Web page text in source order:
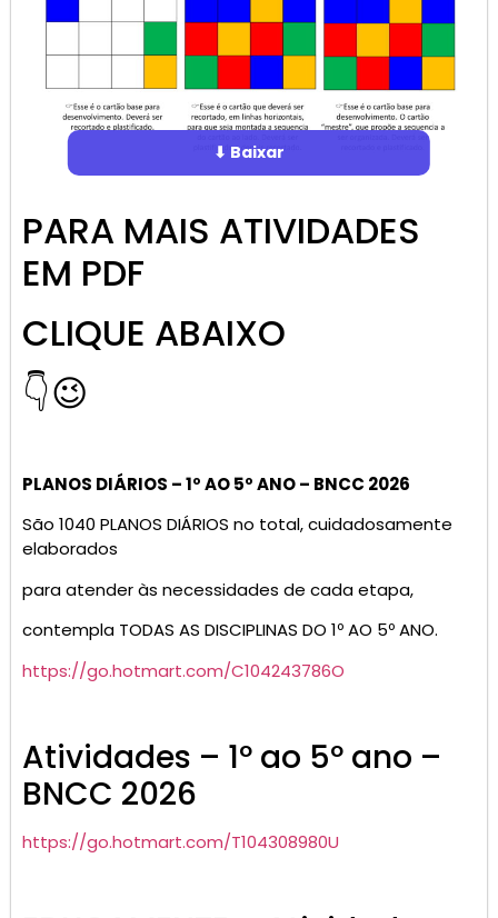
⬇ Baixar
PARA MAIS ATIVIDADES
EM PDF
CLIQUE ABAIXO
👇😉
PLANOS DIÁRIOS – 1º AO 5º ANO – BNCC 2026
São 1040 PLANOS DIÁRIOS no total, cuidadosamente
elaborados
para atender às necessidades de cada etapa,
contempla TODAS AS DISCIPLINAS DO 1º AO 5º ANO.
https://go.hotmart.com/C104243786O
Atividades – 1º ao 5º ano –
BNCC 2026
https://go.hotmart.com/T104308980U